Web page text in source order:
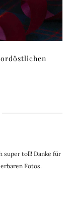
super toll! Danke für
Fotos.